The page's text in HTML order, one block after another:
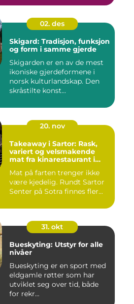
02. des
Skigard: Tradisjon, funksjon
og form i samme gjerde
Skigarden er en av de mest
ikoniske gjerdeformene i
norsk kulturlandskap. Den
skråstilte konst...
20. nov
Takeaway i Sartor: Rask,
variert og velsmakende
mat fra kinarestaurant i
Mat på farten trenger ikke
være kjedelig. Rundt Sartor
Senter på Sotra finnes fler...
31. okt
Bueskyting: Utstyr for alle
nivåer
Bueskyting er en sport med
eldgamle røtter som har
utviklet seg over tid, både
for rekr...